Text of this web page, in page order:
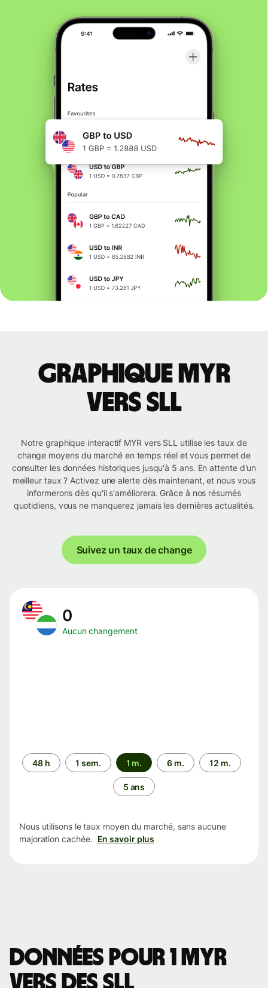
Graphique MYR
vers SLL
Notre graphique interactif MYR vers SLL utilise les taux de
change moyens du marché en temps réel et vous permet de
consulter les données historiques jusqu'à 5 ans. En attente d'un
meilleur taux ? Activez une alerte dès maintenant, et nous vous
informerons dès qu'il s'améliorera. Grâce à nos résumés
quotidiens, vous ne manquerez jamais les dernières actualités.
Suivez un taux de change
0
Aucun changement
Période
48 h 1 sem. 1 m. 6 m. 12 m.
5 ans
Nous utilisons le taux moyen du marché, sans aucune
majoration cachée. En savoir plus
Données pour 1 MYR